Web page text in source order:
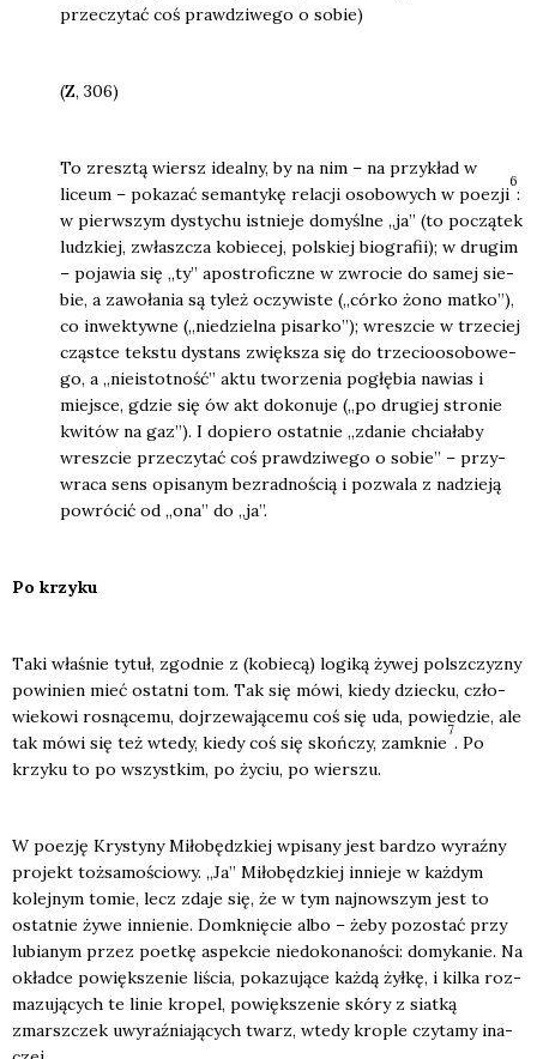
prze­czy­tać coś praw­dzi­we­go o sobie)
(Z, 306)
To zresz­tą wiersz ide­al­ny, by na nim – na przy­kład w
liceum – poka­zać seman­ty­kę rela­cji oso­bo­wych w poezji
6
:
w pierw­szym dys­ty­chu ist­nie­je domyśl­ne „ja” (to począ­tek
ludz­kiej, zwłasz­cza kobie­cej, pol­skiej bio­gra­fii); w dru­gim
– poja­wia się „ty” apo­stro­ficz­ne w zwro­cie do samej sie­
bie, a zawo­ła­nia są tyleż oczy­wi­ste („cór­ko żono mat­ko”),
co inwek­tyw­ne („nie­dziel­na pisar­ko”); wresz­cie w trze­ciej
czą­st­ce tek­stu dystans zwięk­sza się do trze­cio­oso­bo­we­
go, a „nie­istot­ność” aktu two­rze­nia pogłę­bia nawias i
miej­sce, gdzie się ów akt doko­nu­je („po dru­giej stro­nie
kwi­tów na gaz”). I dopie­ro ostat­nie „zda­nie chcia­ła­by
wresz­cie prze­czy­tać coś praw­dzi­we­go o sobie” – przy­
wra­ca sens opi­sa­nym bez­rad­no­ścią i pozwa­la z nadzie­ją
powró­cić od „ona” do „ja”.
Po krzy­ku
Taki wła­śnie tytuł, zgod­nie z (kobie­cą) logi­ką żywej pol­sz­czy­zny
powi­nien mieć ostat­ni tom. Tak się mówi, kie­dy dziec­ku, czło­
wie­ko­wi rosną­ce­mu, doj­rze­wa­ją­ce­mu coś się uda, powie­dzie, ale
tak mówi się też wte­dy, kie­dy coś się skoń­czy, zamknie
7
. Po
krzy­ku to po wszyst­kim, po życiu, po wier­szu.
W poezję Kry­sty­ny Miło­będz­kiej wpi­sa­ny jest bar­dzo wyraź­ny
pro­jekt toż­sa­mo­ścio­wy. „Ja” Miło­będz­kiej innie­je w każ­dym
kolej­nym tomie, lecz zda­je się, że w tym naj­now­szym jest to
ostat­nie żywe innie­nie. Domknię­cie albo – żeby pozo­stać przy
lubia­nym przez poet­kę aspek­cie nie­do­ko­na­no­ści: domy­ka­nie. Na
okład­ce powięk­sze­nie liścia, poka­zu­ją­ce każ­dą żył­kę, i kil­ka roz­
ma­zu­ją­cych te linie kro­pel, powięk­sze­nie skó­ry z siat­ką
zmarsz­czek uwy­raź­nia­ją­cych twarz, wte­dy kro­ple czy­ta­my ina­